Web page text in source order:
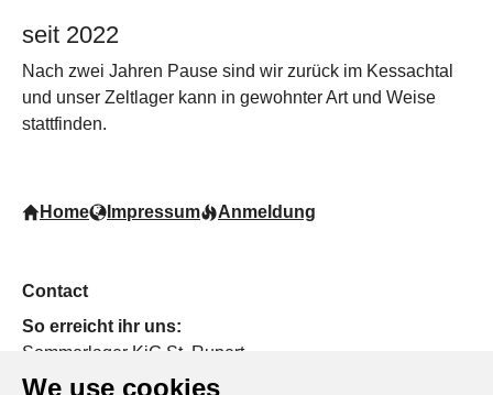
We use cookies
seit 2022
Nach zwei Jahren Pause sind wir zurück im Kessachtal
und unser Zeltlager kann in gewohnter Art und Weise
stattfinden.
Home Impressum Anmeldung
Contact
So erreicht ihr uns:
Sommerlager KjG St. Rupert